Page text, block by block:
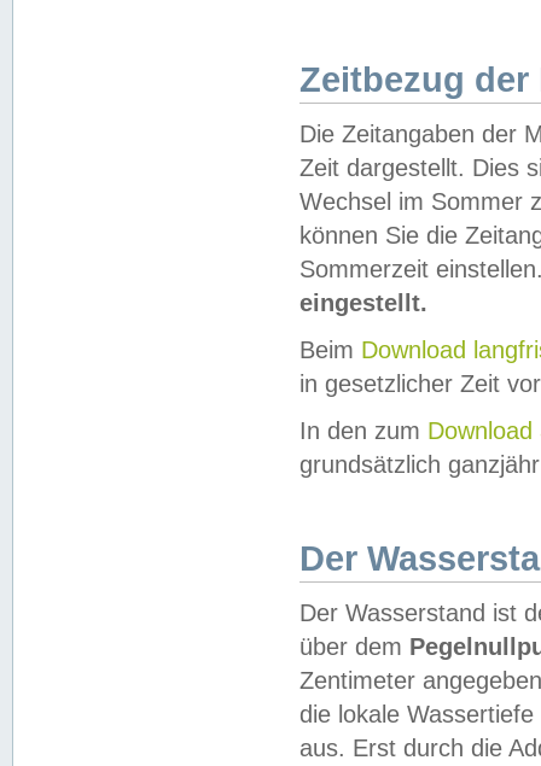
Zeitbezug der
Die Zeitangaben der
Zeit dargestellt. Dies
Wechsel im Sommer
können Sie die
Sommerzeit
eingestellt.
Beim Download
in gesetzlicher Zeit
In den zum Download
grundsätzlich
Der
Der Wasserstand ist
über dem
Zentimeter
die lokale
aus. Erst durch die